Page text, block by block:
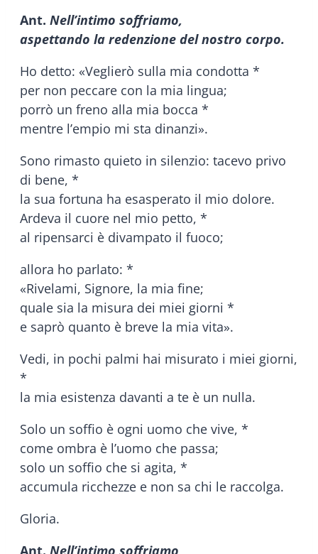
Ant. Nell’intimo soffriamo,
aspettando la redenzione del nostro corpo.
Ho detto: «Veglierò sulla mia condotta *
per non peccare con la mia lingua;
porrò un freno alla mia bocca *
mentre l’empio mi sta dinanzi».
Sono rimasto quieto in silenzio: tacevo privo
di bene, *
la sua fortuna ha esasperato il mio dolore.
Ardeva il cuore nel mio petto, *
al ripensarci è divampato il fuoco;
allora ho parlato: *
«Rivelami, Signore, la mia fine;
quale sia la misura dei miei giorni *
e saprò quanto è breve la mia vita».
Vedi, in pochi palmi hai misurato i miei giorni,
*
la mia esistenza davanti a te è un nulla.
Solo un soffio è ogni uomo che vive, *
come ombra è l’uomo che passa;
solo un soffio che si agita, *
accumula ricchezze e non sa chi le raccolga.
Gloria.
Ant. Nell’intimo soffriamo,